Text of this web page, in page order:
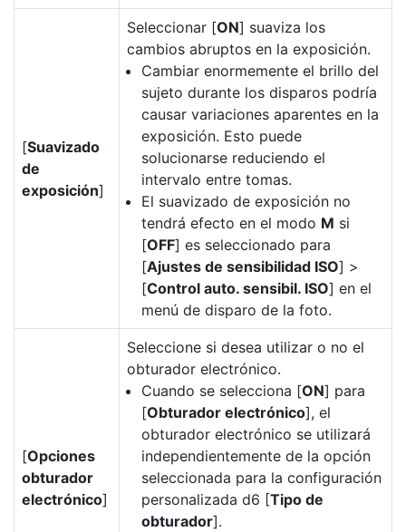
[Suavizado
de
exposición]
Seleccionar [ON] suaviza los
cambios abruptos en la exposición.
Cambiar enormemente el brillo del
sujeto durante los disparos podría
causar variaciones aparentes en la
exposición. Esto puede
solucionarse reduciendo el
intervalo entre tomas.
El suavizado de exposición no
tendrá efecto en el modo M si
[OFF] es seleccionado para
[Ajustes de sensibilidad ISO] >
[Control auto. sensibil. ISO] en el
menú de disparo de la foto.
[Opciones
obturador
electrónico]
Seleccione si desea utilizar o no el
obturador electrónico.
Cuando se selecciona [ON] para
[Obturador electrónico], el
obturador electrónico se utilizará
independientemente de la opción
seleccionada para la configuración
personalizada d6 [Tipo de
obturador].